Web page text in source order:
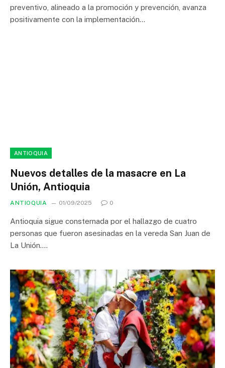
preventivo, alineado a la promoción y prevención, avanza
positivamente con la implementación…
ANTIOQUIA
Nuevos detalles de la masacre en La
Unión, Antioquia
ANTIOQUIA 01/09/2025 0
Antioquia sigue consternada por el hallazgo de cuatro
personas que fueron asesinadas en la vereda San Juan de
La Unión.…